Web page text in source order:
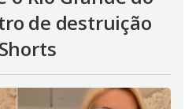
de destruição